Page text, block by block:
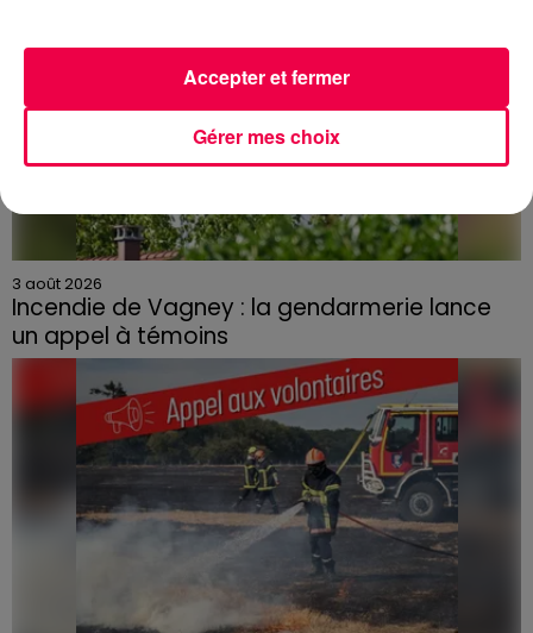
3 août 2026
Incendie de Vagney : la gendarmerie lance
un appel à témoins
Le feu, parti d'une haie avant de se propager au
quartier résidentiel, avait détruit deux habitations et
contraint à l'évacuation d'une centaine de personnes.
Gérer mes choix
Accepter et fermer